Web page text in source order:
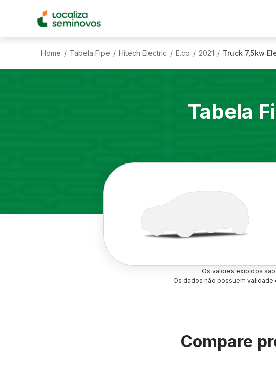
Home / Tabela Fipe / Hitech Electric / E.co / 2021 / Truck 7,5kw
Tabela
Os valores exibidos
Os dados não possuem
Compare